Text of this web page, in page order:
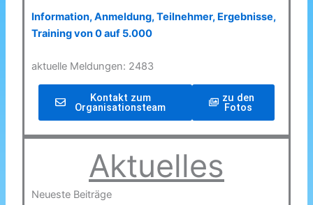
Information, Anmeldung, Teilnehmer, Ergebnisse,
Training von 0 auf 5.000
aktuelle Meldungen: 2483
Kontakt zum
Organisationsteam
zu den
Fotos
Aktuelles
Neueste Beiträge